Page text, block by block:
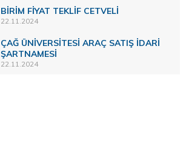
BİRİM FİYAT TEKLİF CETVELİ
22.11.2024
ÇAĞ ÜNİVERSİTESİ ARAÇ SATIŞ İDARİ
ŞARTNAMESİ
22.11.2024